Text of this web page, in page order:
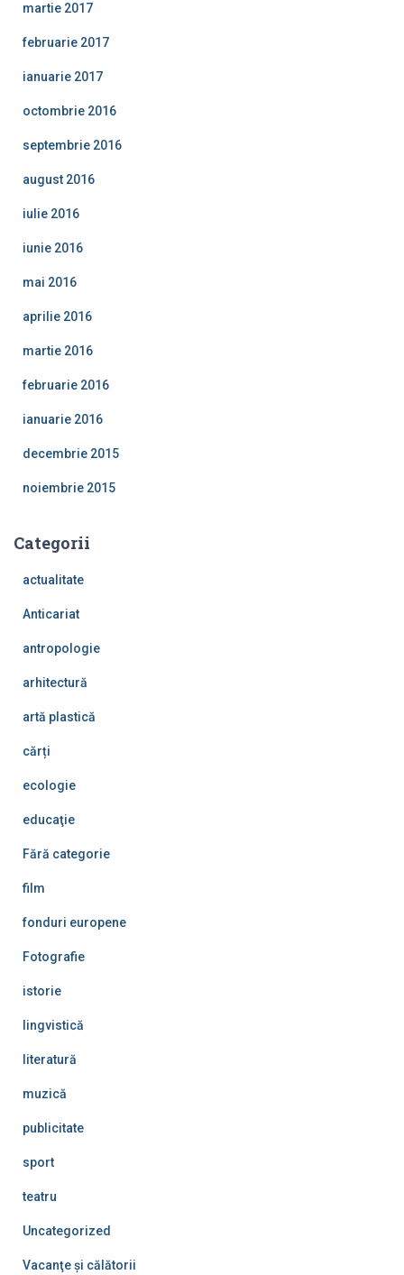
martie 2017
februarie 2017
ianuarie 2017
octombrie 2016
septembrie 2016
august 2016
iulie 2016
iunie 2016
mai 2016
aprilie 2016
martie 2016
februarie 2016
ianuarie 2016
decembrie 2015
noiembrie 2015
Categorii
actualitate
Anticariat
antropologie
arhitectură
artă plastică
cărți
ecologie
educaţie
Fără categorie
film
fonduri europene
Fotografie
istorie
lingvistică
literatură
muzică
publicitate
sport
teatru
Uncategorized
Vacanţe şi călătorii